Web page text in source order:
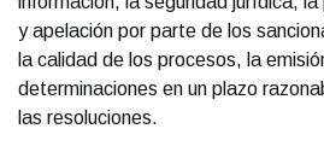
y apelación por parte de los
la calidad de los procesos, la
determinaciones en un plazo
las resoluciones.